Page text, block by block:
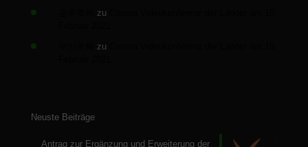
zu
zu
Neuste Beiträge
Antrag zur Ergänzung und Erweiterung der